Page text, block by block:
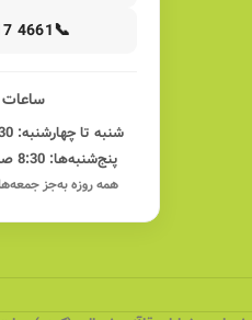
📞
4661
ساعات
شنبه تا چهارشنبه: 8:30 صبح الی 8 شب
پنج‌شنبه‌ها: 8:30 صبح الی 2 بعدازظهر
همه روزه به‌جز